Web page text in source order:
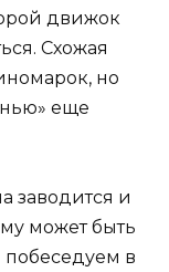
движок
Схожая
но
еще
заводится и
может быть
в